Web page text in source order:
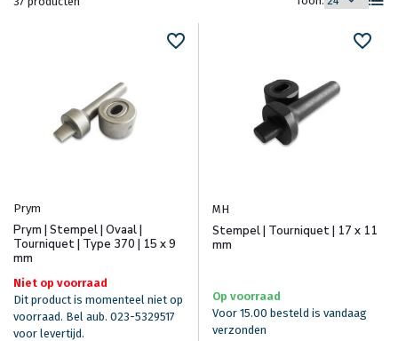
Prym
Prym | Stempel | Ovaal |
Tourniquet | Type 370 | 15 x 9
mm
Niet op voorraad
Dit product is momenteel niet op
voorraad. Bel aub. 023-5329517
voor levertijd.
MH
Stempel | Tourniquet | 17 x 11
mm
Op voorraad
Voor 15.00 besteld is vandaag
verzonden